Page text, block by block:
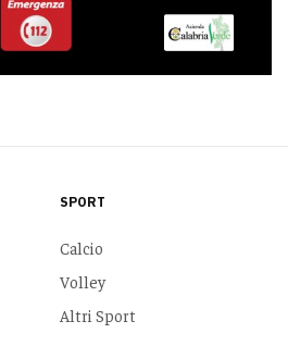
SPORT
Calcio
Volley
Altri Sport